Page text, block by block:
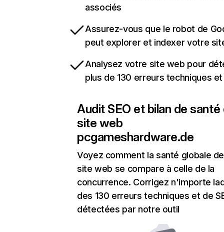
associés
Assurez-vous que le robot de
peut explorer et indexer votre
Analysez votre site web pour
plus de 130 erreurs techniques et
Audit SEO et bilan de santé
site web
pcgameshardware.de
Voyez comment la santé globale
site web se compare à celle de la
concurrence. Corrigez n'importe
des 130 erreurs techniques et de
détectées par notre outil